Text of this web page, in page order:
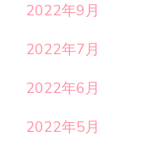
2022年9月
2022年7月
2022年6月
2022年5月